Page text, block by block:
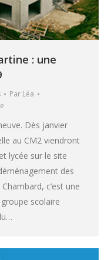
: une
Par Léa
Dès janvier
au CM2 viendront
lycée sur le site
des
c’est une
scolaire